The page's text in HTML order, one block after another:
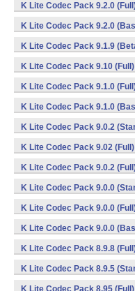
K Lite Codec Pack 9.2.0
K Lite Codec Pack 9.2.0
K Lite Codec Pack 9.1.9
K Lite Codec Pack 9.10
K Lite Codec Pack 9.1.0
K Lite Codec Pack 9.1.0
K Lite Codec Pack 9.0.2
K Lite Codec Pack 9.02
K Lite Codec Pack 9.0.2
K Lite Codec Pack 9.0.0
K Lite Codec Pack 9.0.0
K Lite Codec Pack 9.0.0
K Lite Codec Pack 8.9.8
K Lite Codec Pack 8.9.5
K Lite Codec Pack 8.95